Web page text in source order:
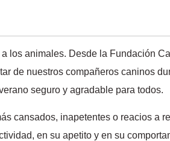
los animales. Desde la Fundación
de nuestros compañeros caninos
seguro y agradable para todos.
cansados, inapetentes o reacios a
en su apetito y en su